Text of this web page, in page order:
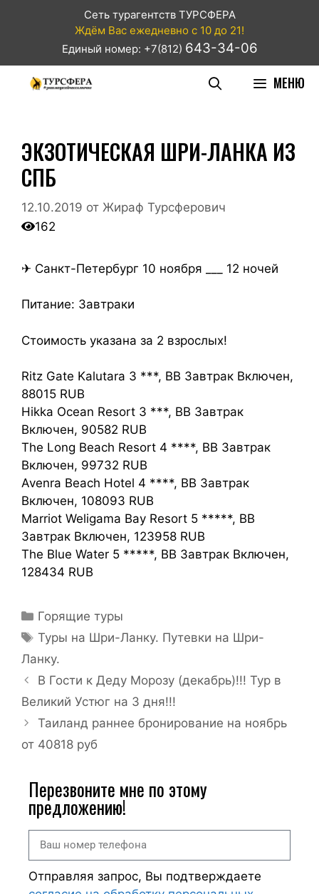
Сеть турагентств ТУРСФЕРА
Ждём Вас ежедневно с 10 до 21!
Единый номер: +7(812) 643-34-06
МЕНЮ
ЭКЗОТИЧЕСКАЯ ШРИ-ЛАНКА ИЗ
СПБ
12.10.2019 от Жираф Турсферович
162
✈ Санкт-Петербург 10 ноября ___ 12 ночей
Питание: Завтраки
Стоимость указана за 2 взрослых!
Ritz Gate Kalutara 3 ***, BB Завтрак Включен,
88015 RUB
Hikka Ocean Resort 3 ***, BB Завтрак
Включен, 90582 RUB
The Long Beach Resort 4 ****, BB Завтрак
Включен, 99732 RUB
Avenra Beach Hotel 4 ****, BB Завтрак
Включен, 108093 RUB
Marriot Weligama Bay Resort 5 *****, BB
Завтрак Включен, 123958 RUB
The Blue Water 5 *****, BB Завтрак Включен,
128434 RUB
Горящие туры
Туры на Шри-Ланку. Путевки на Шри-
Ланку.
В Гости к Деду Морозу (декабрь)!!! Тур в
Великий Устюг на 3 дня!!!
Таиланд раннее бронирование на ноябрь
от 40818 руб
Перезвоните мне по этому
предложению!
Отправляя запрос, Вы подтверждаете